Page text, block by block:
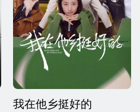
我在他乡挺好的